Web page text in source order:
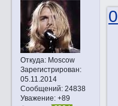
Откуда:Moscow
Зарегистрирован:
05.11.2014
Сообщений:24838
Уважение: +89
0